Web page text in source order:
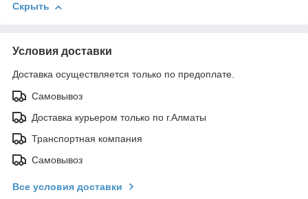
Скрыть
Условия доставки
Доставка осуществляется только по предоплате.
Самовывоз
Доставка курьером только по г.Алматы
Транспортная компания
Самовывоз
Все условия доставки